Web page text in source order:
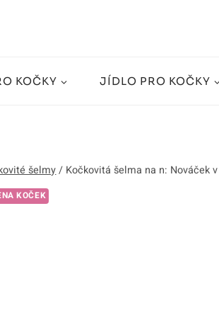
KOČKY JÍDLO PRO KOČKY
šelmy / Kočkovitá šelma na n: Nováček
KOČEK